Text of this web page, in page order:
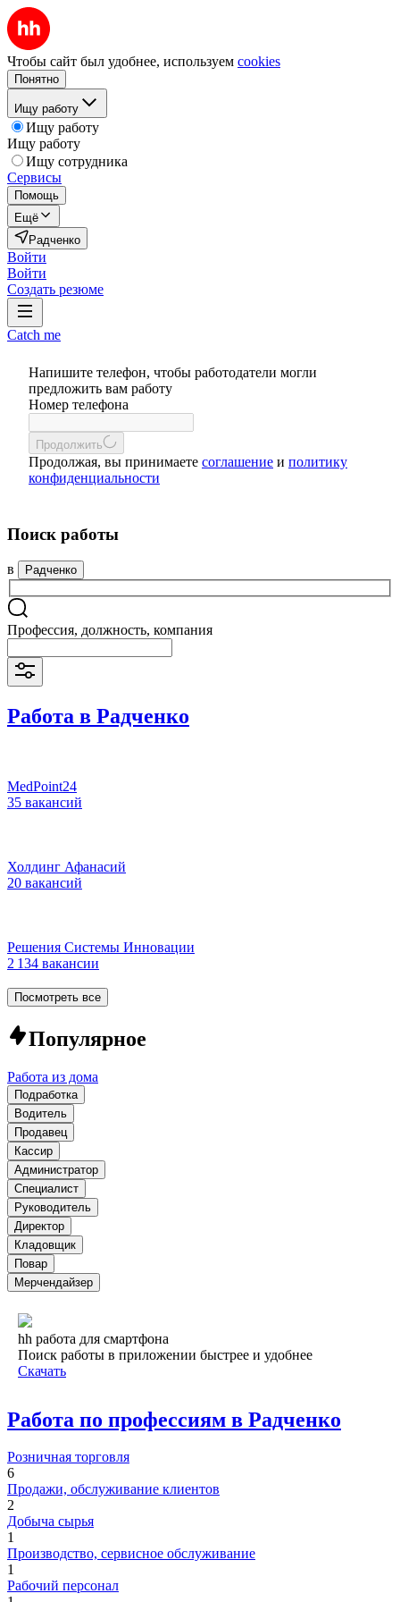
Чтобы сайт был удобнее, используем cookies
Понятно
Ищу работу
Ищу работу
Ищу работу
Ищу сотрудника
Сервисы
Помощь
Ещё
Радченко
Войти
Войти
Создать резюме
Catch me
Напишите телефон, чтобы работодатели могли
предложить вам работу
Номер телефона
Продолжить
Продолжая, вы принимаете соглашение и политику
конфиденциальности
Поиск работы
в Радченко
Профессия, должность, компания
Работа в Радченко
MedPoint24
35 вакансий
Холдинг Афанасий
20 вакансий
Решения Системы Инновации
2 134 вакансии
Посмотреть все
Популярное
Работа из дома
Подработка
Водитель
Продавец
Кассир
Администратор
Специалист
Руководитель
Директор
Кладовщик
Повар
Мерчендайзер
hh работа для смартфона
Поиск работы в приложении быстрее и удобнее
Скачать
Работа по профессиям в Радченко
Розничная торговля
6
Продажи, обслуживание клиентов
2
Добыча сырья
1
Производство, сервисное обслуживание
1
Рабочий персонал